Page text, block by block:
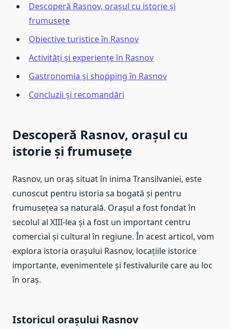
Descoperă Rasnov, orașul cu istorie și
frumusețe
Obiective turistice în Rasnov
Activități și experiențe în Rasnov
Gastronomia și shopping în Rasnov
Concluzii și recomandări
Descoperă Rasnov, orașul cu
istorie și frumusețe
Rasnov, un oraș situat în inima Transilvaniei, este
cunoscut pentru istoria sa bogată și pentru
frumusețea sa naturală. Orașul a fost fondat în
secolul al XIII-lea și a fost un important centru
comercial și cultural în regiune. În acest articol, vom
explora istoria orașului Rasnov, locațiile istorice
importante, evenimentele și festivalurile care au loc
în oraș.
Istoricul orașului Rasnov